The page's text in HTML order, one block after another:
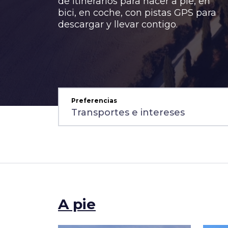
bici, en coche, con pistas GPS para
descargar y llevar contigo.
Preferencias
A pie